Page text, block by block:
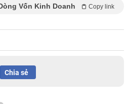
Vốn Kinh Doanh Copy link
Chia sẻ